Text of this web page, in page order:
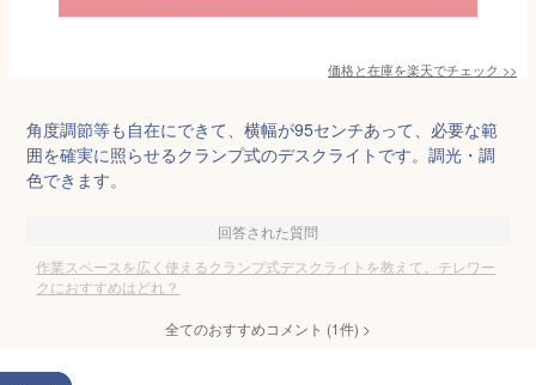
価格と在庫を楽天でチェック >>
角度調節等も自在にできて、横幅が95センチあって、必要な範
囲を確実に照らせるクランプ式のデスクライトです。調光・調
色できます。
回答された質問
作業スペースを広く使えるクランプ式デスクライトを教えて。テレワー
クにおすすめはどれ？
全てのおすすめコメント (1件) >